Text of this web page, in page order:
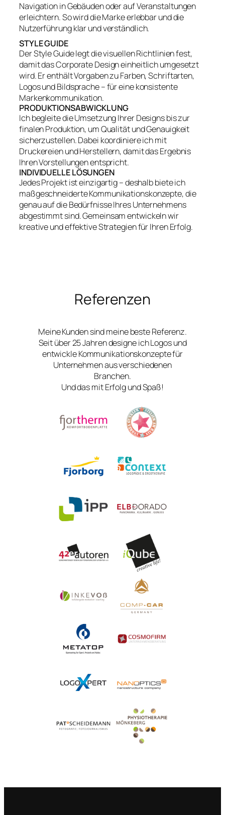
Navigation in Gebäuden oder auf Veranstaltungen
erleichtern. So wird die Marke erlebbar und die
Nutzerführung klar und verständlich.
STYLE GUIDE
Der Style Guide legt die visuellen Richtlinien fest,
damit das Corporate Design einheitlich umgesetzt
wird. Er enthält Vorgaben zu Farben, Schriftarten,
Logos und Bildsprache – für eine konsistente
Markenkommunikation.
PRODUKTIONSABWICKLUNG
Ich begleite die Umsetzung Ihrer Designs bis zur
finalen Produktion, um Qualität und Genauigkeit
sicherzustellen. Dabei koordiniere ich mit
Druckereien und Herstellern, damit das Ergebnis
Ihren Vorstellungen entspricht.
INDIVIDUELLE LÖSUNGEN
Jedes Projekt ist einzigartig – deshalb biete ich
maßgeschneiderte Kommunikationskonzepte, die
genau auf die Bedürfnisse Ihres Unternehmens
abgestimmt sind. Gemeinsam entwickeln wir
kreative und effektive Strategien für Ihren Erfolg.
Referenzen
Meine Kunden sind meine beste Referenz.
Seit über 25 Jahren designe ich Logos und
entwickle Kommunikationskonzepte für
Unternehmen aus verschiedenen
Branchen.
Und das mit Erfolg und Spaß!